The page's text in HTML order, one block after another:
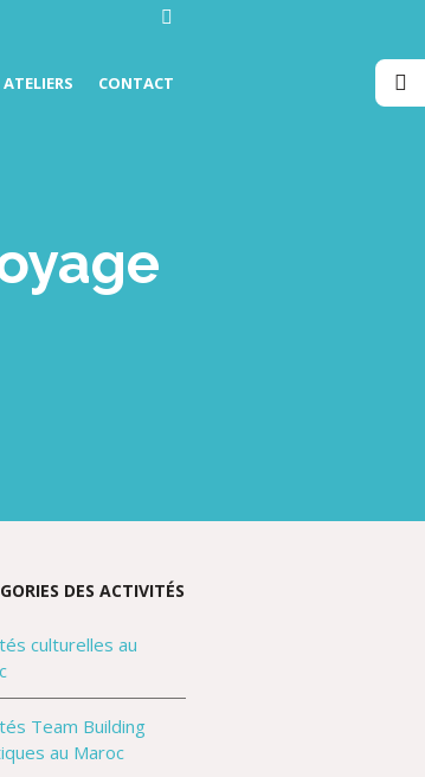
CONTACT
DES ACTIVITÉS
culturelles au
Team Building
au Maroc